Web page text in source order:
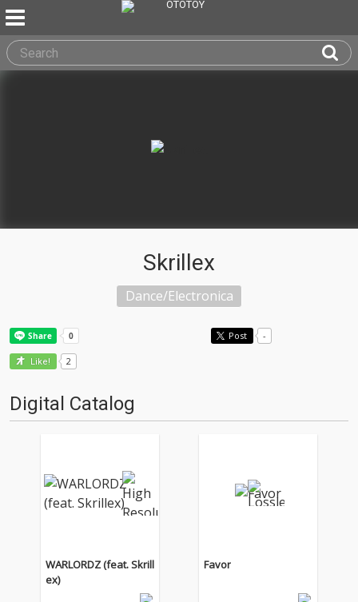
Skrillex
Dance/Electronica
Post -
Like! 2
Digital Catalog
WARLORDZ (feat. Skrill
ex)
Favor